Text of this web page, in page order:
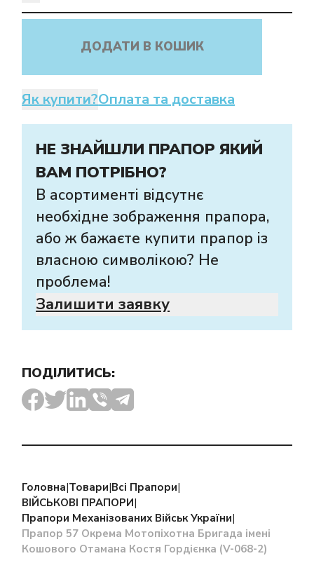
ДОДАТИ В КОШИК
Як купити?Оплата та доставка
НЕ ЗНАЙШЛИ ПРАПОР ЯКИЙ
ВАМ ПОТРІБНО?
В асортименті відсутнє
необхідне зображення прапора,
або ж бажаєте купити прапор із
власною символікою? Не
проблема!
Залишити заявку
ПОДІЛИТИСЬ:
Головна|Товари|Всі Прапори|
ВІЙСЬКОВІ ПРАПОРИ|
Прапори Механізованих Військ України|
Прапор 57 Окрема Мотопіхотна Бригада імені
Кошового Отамана Костя Гордієнка (V-068-2)